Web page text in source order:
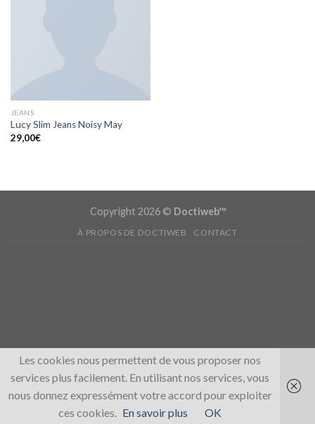
JEANS
Lucy Slim Jeans Noisy May
29,00€
Copyright 2026 © Doctiweb™
À PROPOS DE DOCTIWEB CONTACT
Les cookies nous permettent de vous proposer nos
services plus facilement. En utilisant nos services, vous
nous donnez expressément votre accord pour exploiter
ces cookies. En savoir plus OK